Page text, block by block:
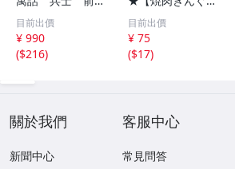
線 昭和１４年
非売品 貯金局 古
い 昭和 レトロ ア
ンティーク ヴィ
目前出價
¥ 990
($216)
平日いつでもクー
ポン 10%割引券
9月15日まで Pay
Pay・クレカ決済
目前出價
¥ 75
($17)
關於我們
新聞中心
客服中心
常見問答